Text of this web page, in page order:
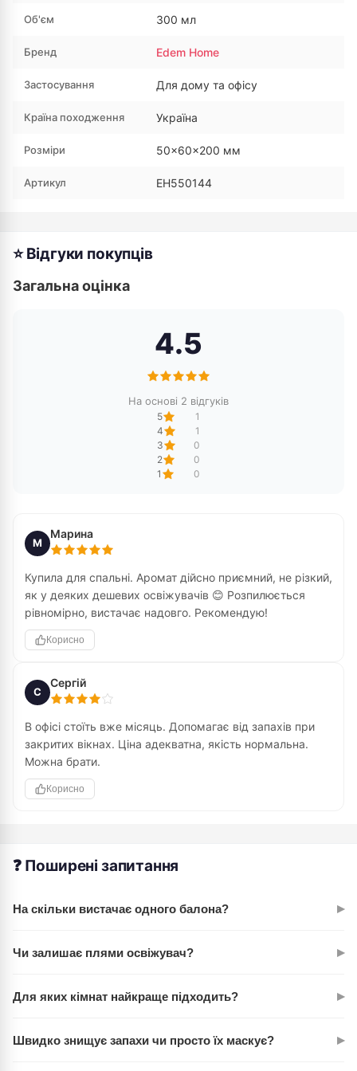
Об'єм 300 мл
Бренд Edem Home
Застосування Для дому та офісу
Країна походження Україна
Розміри 50×60×200 мм
Артикул EH550144
⭐ Відгуки покупців
Загальна оцінка
4.5
На основі 2 відгуків
5
1
4
1
3
0
2
0
1
0
М
Марина
Купила для спальні. Аромат дійсно приємний, не різкий,
як у деяких дешевих освіжувачів 😊 Розпилюється
рівномірно, вистачає надовго. Рекомендую!
Корисно
С
Сергій
В офісі стоїть вже місяць. Допомагає від запахів при
закритих вікнах. Ціна адекватна, якість нормальна.
Можна брати.
Корисно
❓ Поширені запитання
На скільки вистачає одного балона? ▸
300 мл хватить на 2-3 місяці. Все залежить від розміру
Чи залишає плями освіжувач? ▸
Можна спокійно використовувати біля меблів та стін.
Для яких кімнат найкраще підходить? ▸
офісу, коридору та навіть ванної кімнати. Аромат не дуже
Швидко знищує запахи чи просто їх маскує? ▸